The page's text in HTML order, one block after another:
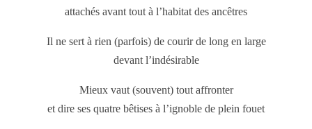
attachés avant tout à l’habitat des ancêtres
Il ne sert à rien (parfois) de courir de long en large
devant l’indésirable
Mieux vaut (souvent) tout affronter
et dire ses quatre bêtises à l’ignoble de plein fouet